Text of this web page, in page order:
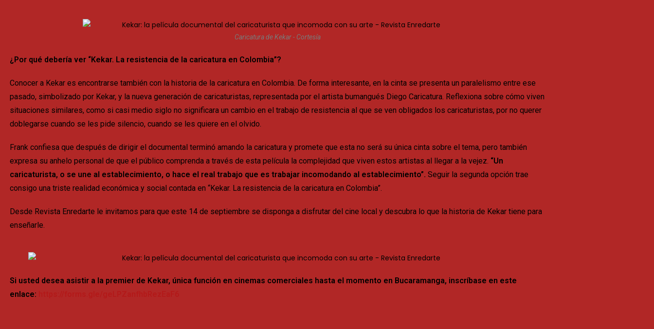
Caricatura de Kekar - Cortesía
¿Por qué debería ver “Kekar. La resistencia de la caricatura en Colombia”?
Conocer a Kekar es encontrarse también con la historia de la caricatura en Colombia. De forma interesante, en la cinta se presenta un paralelismo entre ese
pasado, simbolizado por Kekar, y la nueva generación de caricaturistas, representada por el artista bumangués Diego Caricatura. Reflexiona sobre cómo viven
situaciones similares, como si casi medio siglo no significara un cambio en el trabajo de resistencia al que se ven obligados los caricaturistas, por no querer
doblegarse cuando se les pide silencio, cuando se les quiere en el olvido.
Frank confiesa que después de dirigir el documental terminó amando la caricatura y promete que esta no será su única cinta sobre el tema, pero también
expresa su anhelo personal de que el público comprenda a través de esta película la complejidad que viven estos artistas al llegar a la vejez. “Un
caricaturista, o se une al establecimiento, o hace el real trabajo que es trabajar incomodando al establecimiento”. Seguir la segunda opción trae
consigo una triste realidad económica y social contada en “Kekar. La resistencia de la caricatura en Colombia”.
Desde Revista Enredarte le invitamos para que este 14 de septiembre se disponga a disfrutar del cine local y descubra lo que la historia de Kekar tiene para
enseñarle.
Si usted desea asistir a la premier de Kekar, única función en cinemas comerciales hasta el momento en Bucaramanga, inscríbase en este
enlace: